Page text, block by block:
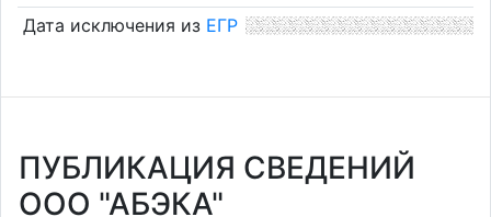
Дата исключения из ЕГР
ПУБЛИКАЦИЯ СВЕДЕНИЙ
ООО "АБЭКА"